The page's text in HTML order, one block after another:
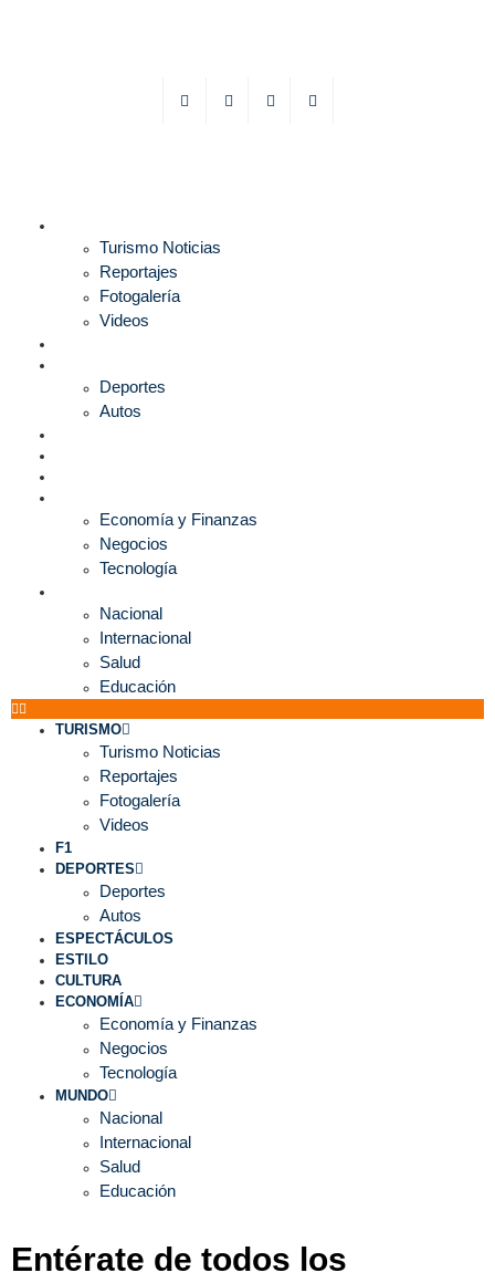
Turismo Noticias
Reportajes
Fotogalería
Videos
Deportes
Autos
Economía y Finanzas
Negocios
Tecnología
Nacional
Internacional
Salud
Educación
TURISMO
Turismo Noticias
Reportajes
Fotogalería
Videos
F1
DEPORTES
Deportes
Autos
ESPECTÁCULOS
ESTILO
CULTURA
ECONOMÍA
Economía y Finanzas
Negocios
Tecnología
MUNDO
Nacional
Internacional
Salud
Educación
Entérate de todos los